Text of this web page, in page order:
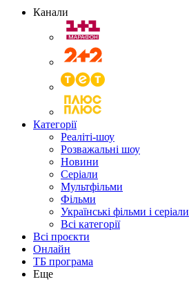
Канали
Категорії
Реаліті-шоу
Розважальні шоу
Новини
Серіали
Мультфільми
Фільми
Українські фільми і серіали
Всі категорії
Всі проєкти
Онлайн
ТБ програма
Еще